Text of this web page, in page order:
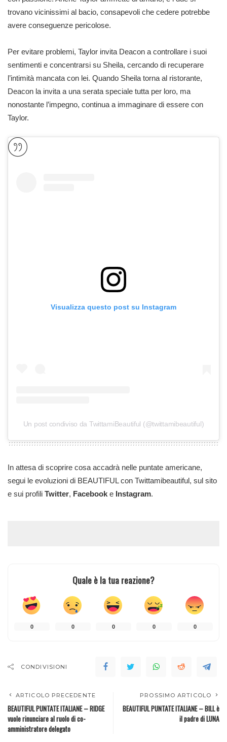
trovano vicinissimi al bacio, consapevoli che cedere potrebbe
avere conseguenze pericolose.
Per evitare problemi, Taylor invita Deacon a controllare i suoi
sentimenti e concentrarsi su Sheila, cercando di recuperare
l’intimità mancata con lei. Quando Sheila torna al ristorante,
Deacon la invita a una serata speciale tutta per loro, ma
nonostante l’impegno, continua a immaginare di essere con
Taylor.
Visualizza questo post su Instagram
Un post condiviso da TwittamiBeautiful (@twittamibeautiful)
In attesa di scoprire cosa accadrà nelle puntate americane,
segui le evoluzioni di BEAUTIFUL con Twittamibeautiful, sul sito
e sui profili Twitter, Facebook e Instagram.
Quale è la tua reazione?
0 0 0 0 0
CONDIVISIONI
ARTICOLO PRECEDENTE
BEAUTIFUL PUNTATE ITALIANE – RIDGE
vuole rinunciare al ruolo di co-
amministratore delegato
PROSSIMO ARTICOLO
BEAUTIFUL PUNTATE ITALIANE – BILL è
il padre di LUNA